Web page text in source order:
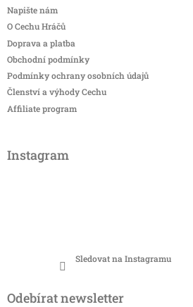
Napište nám
O Cechu Hráčů
Doprava a platba
Obchodní podmínky
Podmínky ochrany osobních údajů
Členství a výhody Cechu
Affiliate program
Instagram
Sledovat na Instagramu
Odebírat newsletter